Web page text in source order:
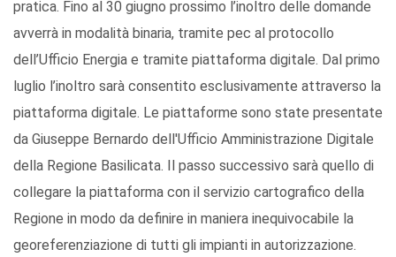
pratica. Fino al 30 giugno prossimo l’inoltro delle domande
avverrà in modalità binaria, tramite pec al protocollo
dell’Ufficio Energia e tramite piattaforma digitale. Dal primo
luglio l’inoltro sarà consentito esclusivamente attraverso la
piattaforma digitale. Le piattaforme sono state presentate
da Giuseppe Bernardo dell'Ufficio Amministrazione Digitale
della Regione Basilicata. Il passo successivo sarà quello di
collegare la piattaforma con il servizio cartografico della
Regione in modo da definire in maniera inequivocabile la
georeferenziazione di tutti gli impianti in autorizzazione.